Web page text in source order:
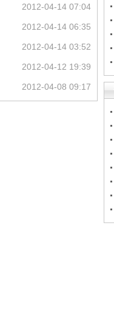
2012-04-14 07:04
2012-04-14 06:35
2012-04-14 03:52
2012-04-12 19:39
2012-04-08 09:17